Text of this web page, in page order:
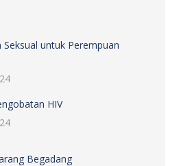
Seksual untuk Perempuan
HIV
Begadang